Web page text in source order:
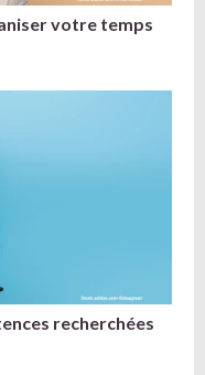
votre temps
recherchées